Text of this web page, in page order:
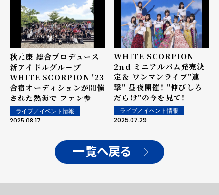
秋元康 総合プロデュース
新アイドルグループ
WHITE SCORPION '23
合宿オーディションが開催
された熱海で ファン参加
型の合宿イベント開催！ 本
日、21:00最新アー写も公
ライブ／イベント情報
2025.08.17
WHITE SCORPION
2nd ミニアルバム発売決
定＆ ワンマンライブ"連
撃" 昼夜開催！ "伸びしろ
だらけ"の今を見て！
ライブ／イベント情報
2025.07.29
一覧へ戻る